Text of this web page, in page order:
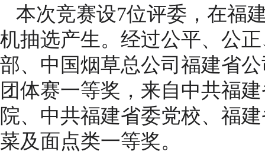
本次竞赛设7位评委，在福
机抽选产生。经过公平、公
部、中国烟草总公司福建省
团体赛一等奖，来自中共福
院、中共福建省委党校、福
菜及面点类一等奖。